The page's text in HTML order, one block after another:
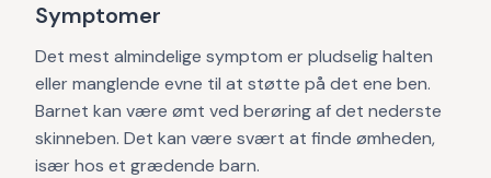
Symptomer
Det mest almindelige symptom er pludselig halten
eller manglende evne til at støtte på det ene ben.
Barnet kan være ømt ved berøring af det nederste
skinneben. Det kan være svært at finde ømheden,
især hos et grædende barn.